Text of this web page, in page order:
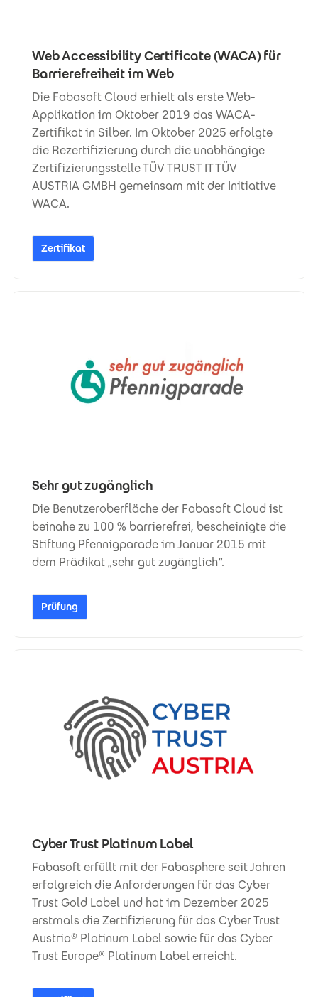
Web Accessibility Certificate (WACA) für
Barrierefreiheit im Web
Die Fabasoft Cloud erhielt als erste Web-
Applikation im Oktober 2019 das WACA-
Zertifikat in Silber. Im Oktober 2025 erfolgte
die Rezertifizierung durch die unabhängige
Zertifizierungsstelle TÜV TRUST IT TÜV
AUSTRIA GMBH gemeinsam mit der Initiative
WACA.
Zertifikat
Sehr gut zugänglich
Die Benutzeroberfläche der Fabasoft Cloud ist
beinahe zu 100 % barrierefrei, bescheinigte die
Stiftung Pfennigparade im Januar 2015 mit
dem Prädikat „sehr gut zugänglich“.
Prüfung
Cyber Trust Platinum Label
Fabasoft erfüllt mit der Fabasphere seit Jahren
erfolgreich die Anforderungen für das Cyber
Trust Gold Label und hat im Dezember 2025
erstmals die Zertifizierung für das Cyber Trust
Austria® Platinum Label sowie für das Cyber
Trust Europe® Platinum Label erreicht.